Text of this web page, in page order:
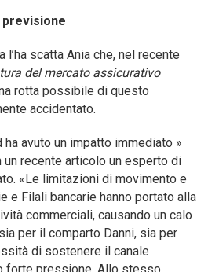
previsione
l’ha scatta Ania che, nel recente
del mercato assicurativo
rotta possibile di questo
accidentato.
avuto un impatto immediato »
recente articolo un esperto di
«Le limitazioni di movimento e
e Filali bancarie hanno portato alla
commerciali, causando un calo
per il comparto Danni, sia per
di sostenere il canale
forte pressione. Allo stesso